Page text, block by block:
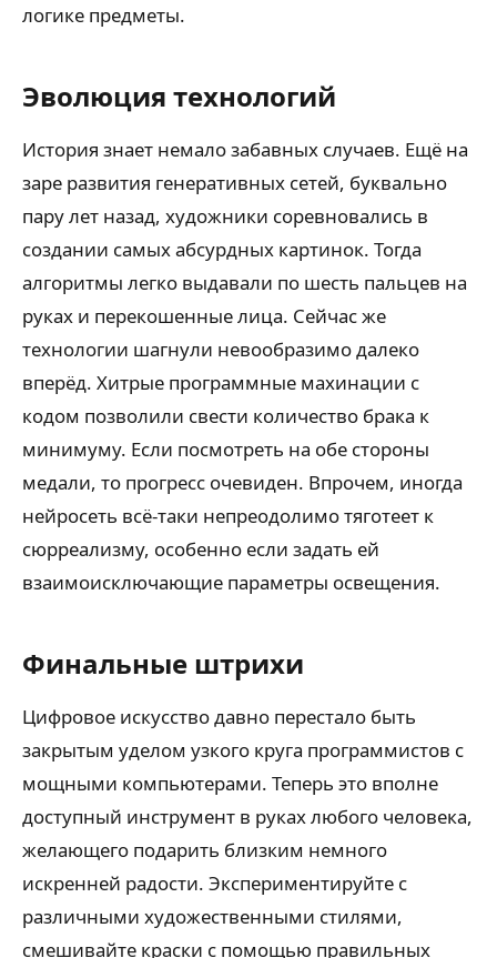
логике предметы.
Эволюция технологий
История знает немало забавных случаев. Ещё на
заре развития генеративных сетей, буквально
пару лет назад, художники соревновались в
создании самых абсурдных картинок. Тогда
алгоритмы легко выдавали по шесть пальцев на
руках и перекошенные лица. Сейчас же
технологии шагнули невообразимо далеко
вперёд. Хитрые программные махинации с
кодом позволили свести количество брака к
минимуму. Если посмотреть на обе стороны
медали, то прогресс очевиден. Впрочем, иногда
нейросеть всё-таки непреодолимо тяготеет к
сюрреализму, особенно если задать ей
взаимоисключающие параметры освещения.
Финальные штрихи
Цифровое искусство давно перестало быть
закрытым уделом узкого круга программистов с
мощными компьютерами. Теперь это вполне
доступный инструмент в руках любого человека,
желающего подарить близким немного
искренней радости. Экспериментируйте с
различными художественными стилями,
смешивайте краски с помощью правильных